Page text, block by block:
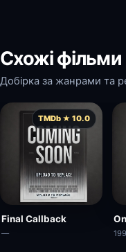
Схожі фільми
Добірка за жанрами та
TMDb ★ 10.0
Final Callback
—